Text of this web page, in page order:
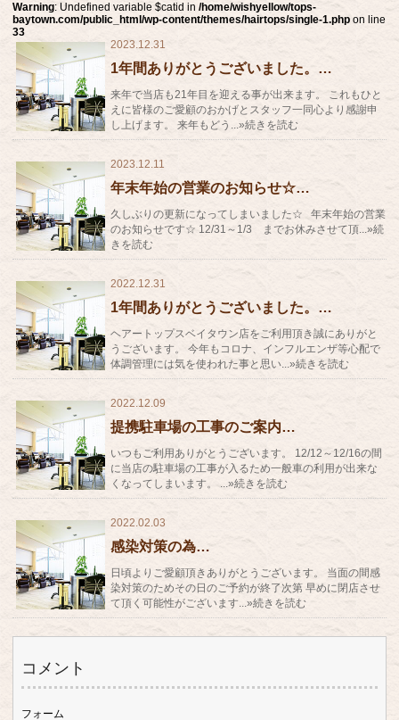
Warning: Undefined variable $catid in/home/wishyellow/tops-
baytown.com/public_html/wp-content/themes/hairtops/single-1.php on line
33
2023.12.31
1年間ありがとうございました。…
来年で当店も21年目を迎える事が出来ます。 これもひと
えに皆様のご愛顧のおかげとスタッフ一同心より感謝申
し上げます。 来年もどう...»続きを読む
2023.12.11
年末年始の営業のお知らせ☆…
久しぶりの更新になってしまいました☆ 年末年始の営業
のお知らせです☆ 12/31～1/3 までお休みさせて頂...»続
きを読む
2022.12.31
1年間ありがとうございました。…
ヘアートップスベイタウン店をご利用頂き誠にありがと
うございます。 今年もコロナ、インフルエンザ等心配で
体調管理には気を使われた事と思い...»続きを読む
2022.12.09
提携駐車場の工事のご案内…
いつもご利用ありがとうございます。 12/12～12/16の間
に当店の駐車場の工事が入るため一般車の利用が出来な
くなってしまいます。 ...»続きを読む
2022.02.03
感染対策の為…
日頃よりご愛顧頂きありがとうございます。 当面の間感
染対策のためその日のご予約が終了次第 早めに閉店させ
て頂く可能性がございます...»続きを読む
コメント
フォーム